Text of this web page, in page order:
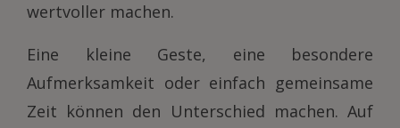
wertvoller machen.
Eine kleine Geste, eine besondere
Aufmerksamkeit oder einfach gemeinsame
Zeit können den Unterschied machen. Auf